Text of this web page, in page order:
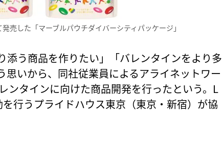
売した「マーブルパウチダイバーシティパッケージ」
添う商品を作りたい」「バレンタインをより多
思いから、同社従業員によるアライネットワー
ンタインに向けた商品開発を行ったという。L
行うプライドハウス東京（東京・新宿）が協